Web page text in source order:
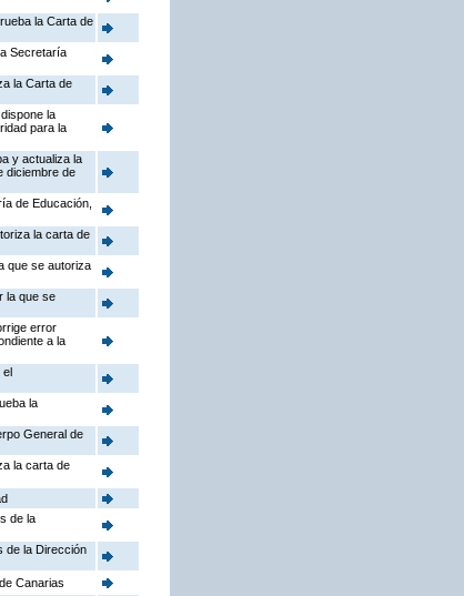
la Carta de
Secretaría
la Carta de
la
para la
y actualiza la
diciembre de
de Educación,
la carta de
que se autoriza
la que se
error
a la
la
General de
la carta de
de la
de la Dirección
Canarias